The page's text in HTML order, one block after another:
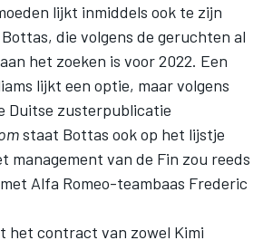
lijkt inmiddels ook te zijn
die volgens de geruchten al
het zoeken is voor 2022. Een
lijkt een optie, maar volgens
Duitse zusterpublicatie
staat Bottas ook op het lijstje
management van de Fin zou reeds
Alfa Romeo-teambaas Frederic
het contract van zowel Kimi